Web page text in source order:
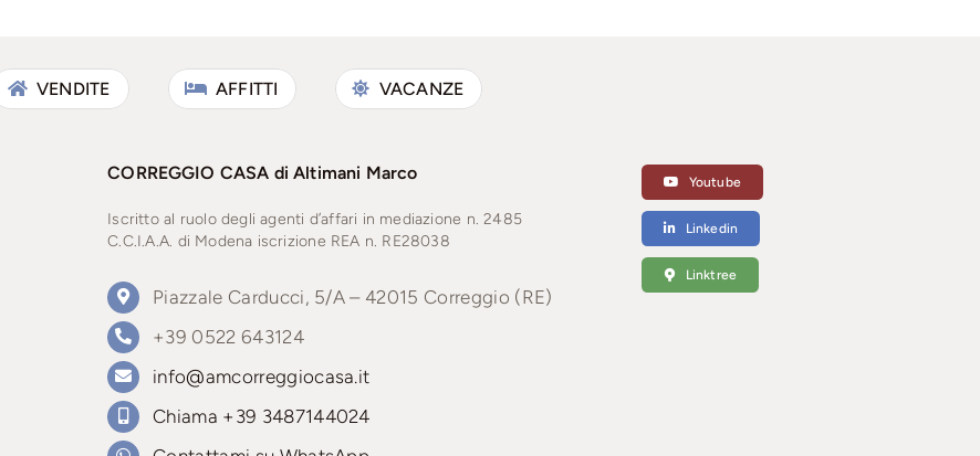
VENDITE AFFITTI VACANZE
CORREGGIO CASA di Altimani Marco
Iscritto al ruolo degli agenti d’affari in mediazione n. 2485
C.C.I.A.A. di Modena iscrizione REA n. RE28038
Piazzale Carducci, 5/A – 42015 Correggio (RE)
+39 0522 643124
info@amcorreggiocasa.it
Chiama +39 3487144024
Youtube
Linkedin
Linktree